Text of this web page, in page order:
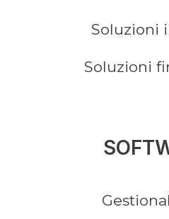
Soluzioni
Soluzioni